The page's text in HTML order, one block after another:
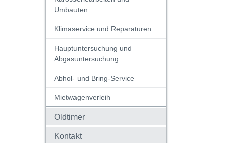
Umbauten
Klimaservice und Reparaturen
Hauptuntersuchung und
Abgasuntersuchung
Abhol- und Bring-Service
Mietwagenverleih
Oldtimer
Kontakt